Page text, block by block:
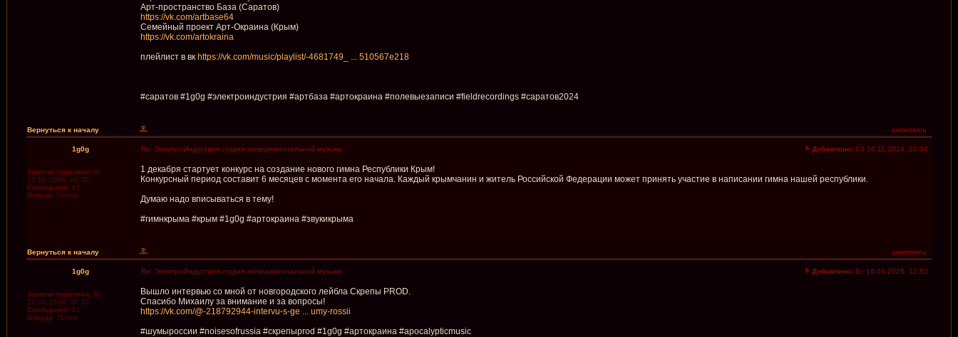
Арт-пространство База (Саратов)
https://vk.com/artbase64
Семейный проект Арт-Окраина (Крым)
https://vk.com/artokraina
плейлист в вк https://vk.com/music/playlist/-4681749_ ... 510567e218
#саратов #1g0g #электроиндустрия #артбаза #артокраина #полевыезаписи #fieldrecordings #саратов2024
Вернуться к началу
1g0g Re: ЭлектроИндустрия студия экспериментальной музыки Добавлено: Сб 16.11.2024, 22:38
Зарегистрирован: Вс
12.10.2008, 20:30
Сообщения: 61
Откуда: Питер
1 декабря стартует конкурс на создание нового гимна Республики Крым!
Конкурсный период составит 6 месяцев с момента его начала. Каждый крымчанин и житель Российской Федерации может принять участие в написании гимна нашей республики.
Думаю надо вписываться в тему!
#гимнкрыма #крым #1g0g #артокраина #звукикрыма
Вернуться к началу
1g0g Re: ЭлектроИндустрия студия экспериментальной музыки Добавлено: Вс 16.03.2025, 12:52
Зарегистрирован: Вс
12.10.2008, 20:30
Сообщения: 61
Откуда: Питер
Вышло интервью со мной от новгородского лейбла Скрепы PROD.
Спасибо Михаилу за внимание и за вопросы!
https://vk.com/@-218792944-intervu-s-ge ... umy-rossii
#шумыроссии #noisesofrussia #скрепыprod #1g0g #артокраина #apocalypticmusic